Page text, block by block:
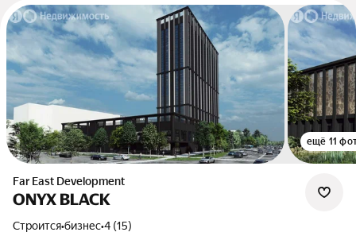
ещё 11
Far East Development
ONYX BLACK
Строится•бизнес•4 (15)